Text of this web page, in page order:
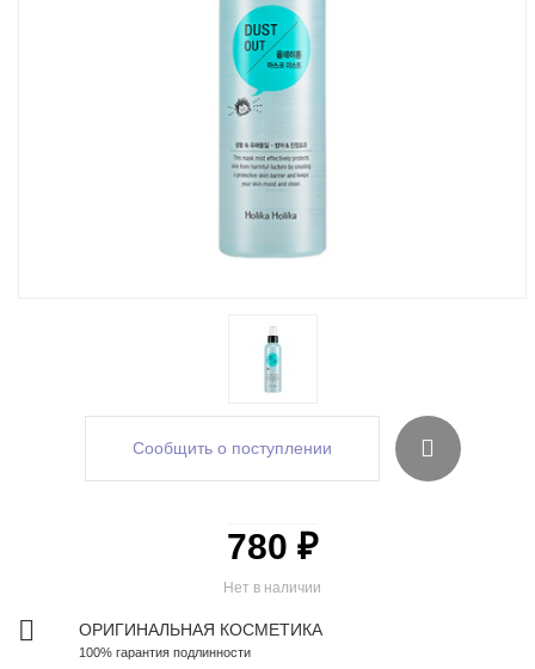
Сообщить о поступлении
Нет в наличии
780 ₽
ОРИГИНАЛЬНАЯ КОСМЕТИКА
100% гарантия подлинности